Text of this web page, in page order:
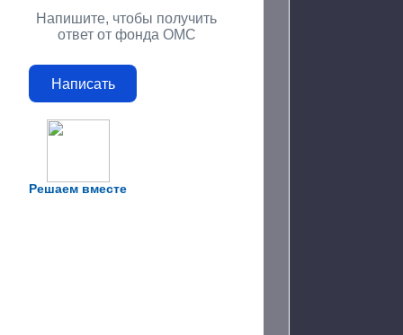
Решаем вместе
Напишите, чтобы получить
ответ от фонда ОМС
Написать